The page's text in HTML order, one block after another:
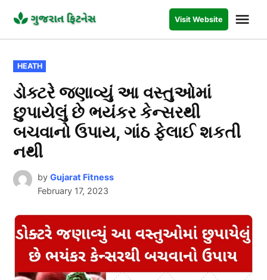
content
FITNESS
Visit Website
POSTED
IN
HEATH
ડોક્ટરે જણાવ્યું આ વસ્તુઓમાં
છુપાયેલું છે ભયંકર કેન્સરથી
બચવાનો ઉપાય, ગાંઠ ફેલાઈ શકતી
નથી
by Gujarat Fitness
February 17, 2023